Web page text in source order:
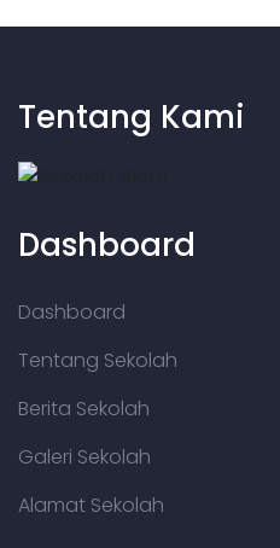
Tentang Kami
Dashboard
Dashboard
Tentang Sekolah
Berita Sekolah
Galeri Sekolah
Alamat Sekolah